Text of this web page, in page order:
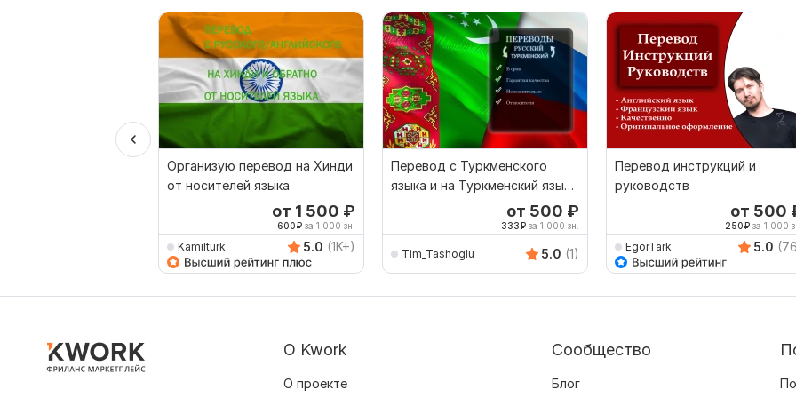
Организую перевод на Хинди
от носителей языка
от 1 500 ₽
600₽ за 1 000 зн.
Kamilturk 5.0 (1K+)
Перевод с Туркменского
языка и на Туркменский язык
от 500 ₽
333₽ за 1 000 зн.
Tim_Tashoglu 5.0 (1)
Перевод инструкций и
руководств
от 500
250₽ за 1 000
EgorTark 5.0
О Kwork
О проекте
Сообщество
Блог